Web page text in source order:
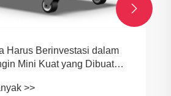
Harus Berinvestasi dalam
Mini Kuat yang Dibuat
>>
